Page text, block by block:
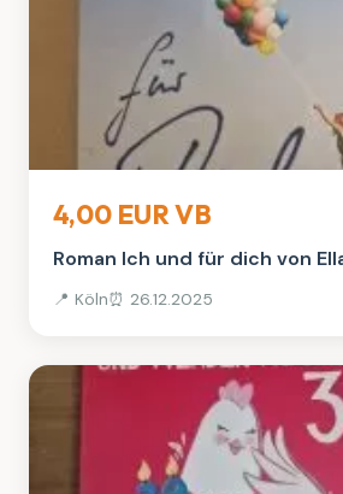
4,00 EUR VB
Roman Ich und für dich von
📍 Köln⏰ 26.12.2025